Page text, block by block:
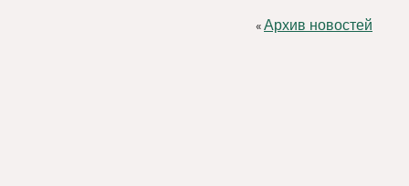
«Архив новостей